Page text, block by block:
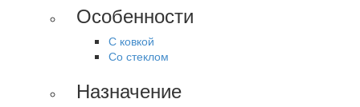
Особенности
С ковкой
Со стеклом
Назначение